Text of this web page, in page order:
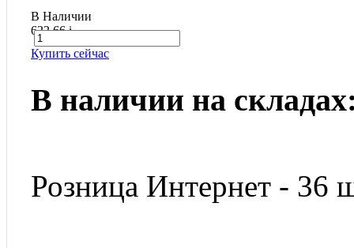
В Наличии
622.66i
Купить сейчас
В наличии на
Розница Интернет - 36